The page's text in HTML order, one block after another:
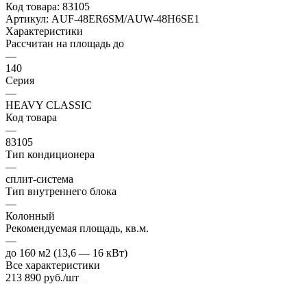
Код товара: 83105
Артикул: AUF-48ER6SM/AUW-48H6SE1
Характеристики
Рассчитан на площадь до
—
140
Серия
—
HEAVY CLASSIC
Код товара
—
83105
Тип кондиционера
—
сплит-система
Тип внутреннего блока
—
Колонный
Рекомендуемая площадь, кв.м.
—
до 160 м2 (13,6 — 16 кВт)
Все характеристики
213 890 руб./шт